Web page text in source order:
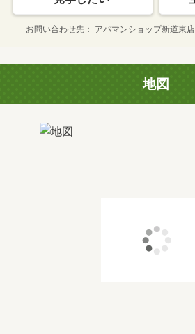
お問い合わせ先 アパマンショップ新道
地図